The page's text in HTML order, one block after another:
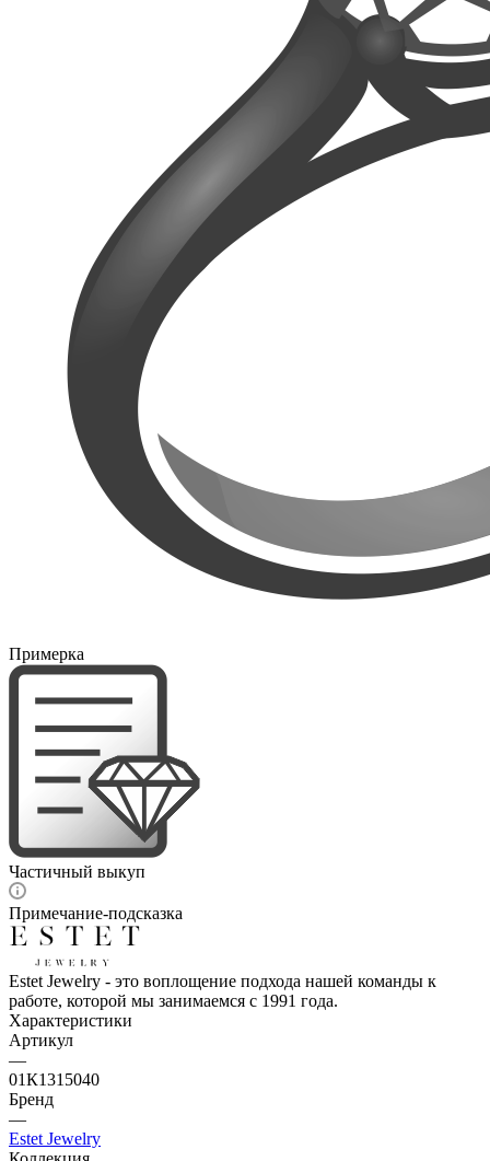
Примерка
Частичный выкуп
Примечание-подсказка
Estet Jewelry - это воплощение подхода нашей команды к
работе, которой мы занимаемся с 1991 года.
Характеристики
Артикул
—
01К1315040
Бренд
—
Estet Jewelry